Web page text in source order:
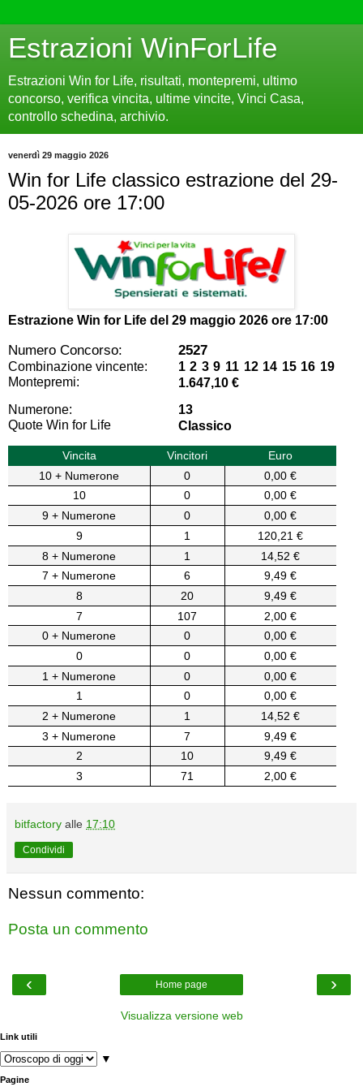
Estrazioni WinForLife
Estrazioni Win for Life, risultati, montepremi, ultimo
concorso, verifica vincita, ultime vincite, Vinci Casa,
controllo schedina, archivio.
venerdì 29 maggio 2026
Win for Life classico estrazione del 29-
05-2026 ore 17:00
Estrazione Win for Life del 29 maggio 2026 ore 17:00
Numero Concorso: 2527
Combinazione vincente:
1 2 3 9 11 12 14 15 16 19
Montepremi:
1.647,10 €
Numerone:
13
Quote Win for Life
Classico
Vincita Vincitori
Euro
10 + Numerone
0
0,00 €
10
0
0,00 €
9 + Numerone
0
0,00 €
9
1
120,21 €
8 + Numerone
1
14,52 €
7 + Numerone
6
9,49 €
8
20
9,49 €
7
107
2,00 €
0 + Numerone
0
0,00 €
0
0
0,00 €
1 + Numerone
0
0,00 €
1
0
0,00 €
2 + Numerone
1
14,52 €
3 + Numerone
7
9,49 €
2
10
9,49 €
3
71 2,00 €
bitfactory alle 17:10
Condividi
Nessun commento:
Posta un commento
‹ ›
Home page
Visualizza versione web
Link utili
▼
Pagine